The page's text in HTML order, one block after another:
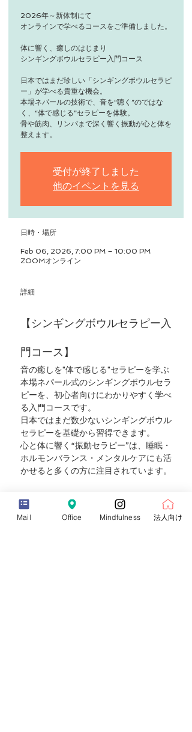
2026年～新体制にて
オンラインで学べるコースをご準備しました。
体に響く、癒しのはじまり
シンギングボウルセラピー入門コース
日本ではまだ珍しい「シンギングボウルセラピ
ー」が学べる貴重な機会。
本場ネパールの技術で、音を“聴く”のではな
く、“体で感じる”セラピーを体験。
骨や筋肉、リンパまで深く響く振動が心と体を
整えます。
受付が終了しました
他のイベントを見る
日時・場所
Feb 06, 2026, 7:00 PM – 10:00 PM
ZOOMオンライン
詳細
【シンギングボウルセラピー入
門コース】
音の癒しを"体で感じる"セラピーを学ぶ
本場ネパール式のシンギングボウルセラ
ピーを、初心者向けにわかりやすく学べ
る入門コースです。
日本ではまだ数少ないシンギングボウル
セラピーを基礎から習得できます。
心と体に響く“振動セラピー”は、睡眠・
ホルモンバランス・メンタルケアにも活
かせると多くの方に注目されています。
こんな方におすすめ
忙しさの中で呼吸が浅くなりがち。
Mail Office Mindfulness 法人向け